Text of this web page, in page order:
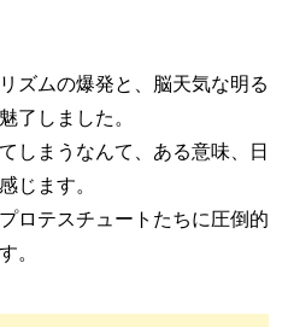
ズムの爆発と、脳天気な明る
了しました。
しまうなんて、ある意味、日
じます。
ロテスチュートたちに圧倒的
。